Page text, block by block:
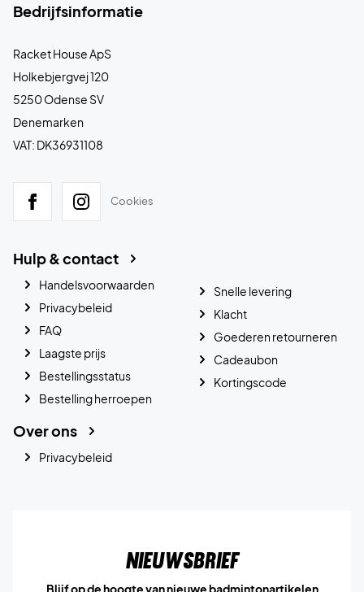
Bedrijfsinformatie
Racket House ApS
Holkebjergvej 120
5250 Odense SV
Denemarken
VAT: DK36931108
Cookies
Hulp & contact
Handelsvoorwaarden
Privacybeleid
FAQ
Laagste prijs
Bestellingsstatus
Bestelling herroepen
Snelle levering
Klacht
Goederen retourneren
Cadeaubon
Kortingscode
Over ons
Privacybeleid
Nieuwsbrief
Blijf op de hoogte van nieuwe badmintonartikelen